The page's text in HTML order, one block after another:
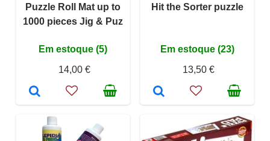
Puzzle Roll Mat up to
1000 pieces Jig & Puz
Em estoque (5)
14,00 €
Hit the Sorter puzzle
Em estoque (23)
13,50 €